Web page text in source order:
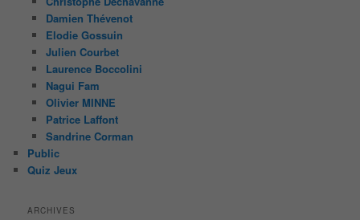
Damien Thévenot
Elodie Gossuin
Julien Courbet
Laurence Boccolini
Nagui Fam
Olivier MINNE
Patrice Laffont
Sandrine Corman
Public
Quiz Jeux
ARCHIVES